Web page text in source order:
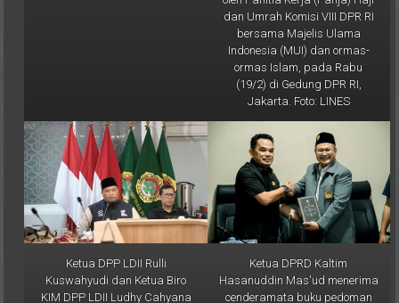
bersama Majelis Ulama
Indonesia (MUI) dan ormas-
ormas Islam, pada Rabu
(19/2) di Gedung DPR RI,
Jakarta. Foto: LINES
Ketua DPP LDII Rulli
Kuswahyudi dan Ketua Biro
KIM DPP LDII Ludhy Cahyana
memimpin Rakor KIM dan
Ketua DPRD Kaltim
Hasanuddin Mas'ud menerima
cenderamata buku pedoman
ibadah dari Prof. Krishna P